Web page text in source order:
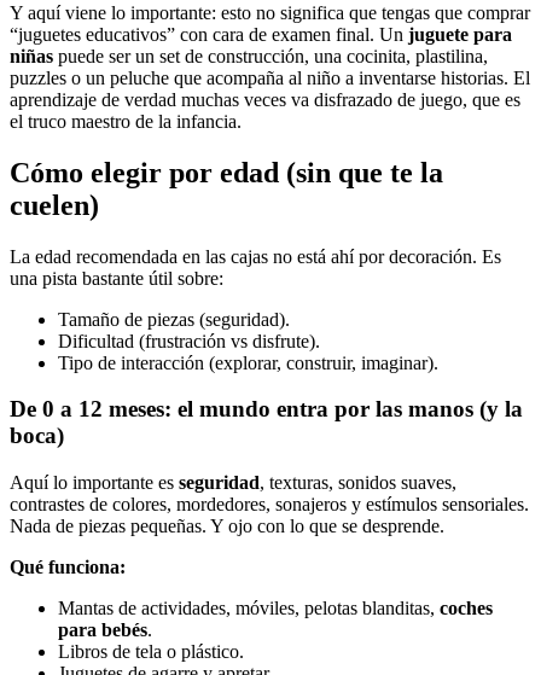
Y aquí viene lo importante: esto no significa que tengas que comprar
“juguetes educativos” con cara de examen final. Un juguete para
niñas puede ser un set de construcción, una cocinita, plastilina,
puzzles o un peluche que acompaña al niño a inventarse historias. El
aprendizaje de verdad muchas veces va disfrazado de juego, que es
el truco maestro de la infancia.
Cómo elegir por edad (sin que te la
cuelen)
La edad recomendada en las cajas no está ahí por decoración. Es
una pista bastante útil sobre:
Tamaño de piezas (seguridad).
Dificultad (frustración vs disfrute).
Tipo de interacción (explorar, construir, imaginar).
De 0 a 12 meses: el mundo entra por las manos (y la
boca)
Aquí lo importante es seguridad, texturas, sonidos suaves,
contrastes de colores, mordedores, sonajeros y estímulos sensoriales.
Nada de piezas pequeñas. Y ojo con lo que se desprende.
Qué funciona:
Mantas de actividades, móviles, pelotas blanditas, coches
para bebés.
Libros de tela o plástico.